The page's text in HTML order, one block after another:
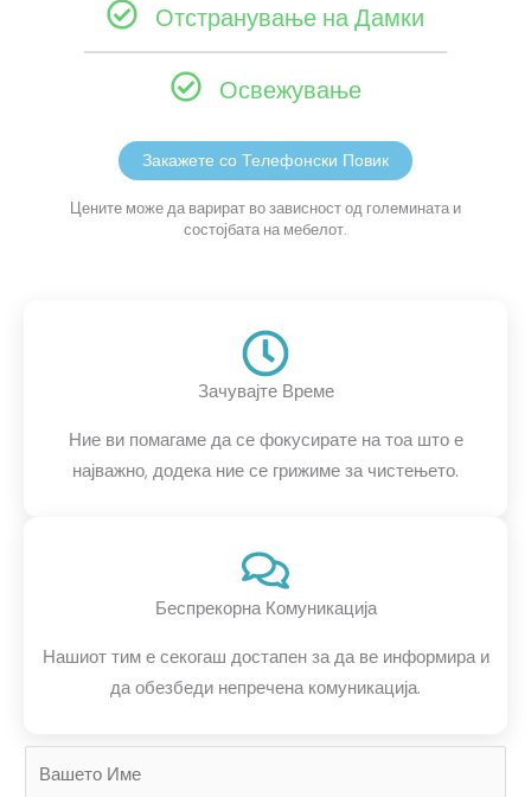
Отстранување на Дамки
Освежување
Закажете со Телефонски Повик
Цените може да варират во зависност од големината и
состојбата на мебелот.
Зачувајте Време
Ние ви помагаме да се фокусирате на тоа што е
најважно, додека ние се грижиме за чистењето.
Беспрекорна Комуникација
Нашиот тим е секогаш достапен за да ве информира и
да обезбеди непречена комуникација.